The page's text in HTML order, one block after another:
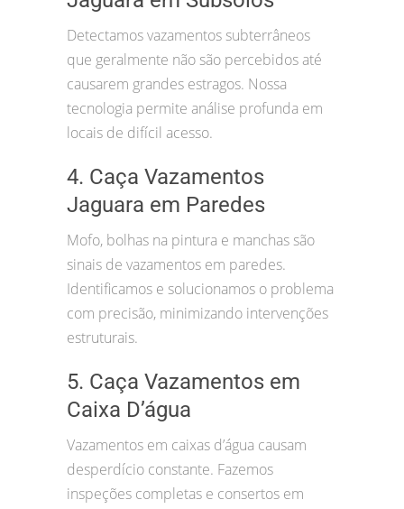
Detectamos vazamentos subterrâneos
que geralmente não são percebidos até
causarem grandes estragos. Nossa
tecnologia permite análise profunda em
locais de difícil acesso.
4. Caça Vazamentos
Jaguara em Paredes
Mofo, bolhas na pintura e manchas são
sinais de vazamentos em paredes.
Identificamos e solucionamos o problema
com precisão, minimizando intervenções
estruturais.
5. Caça Vazamentos em
Caixa D’água
Vazamentos em caixas d’água causam
desperdício constante. Fazemos
inspeções completas e consertos em